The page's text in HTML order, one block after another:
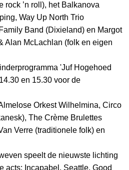
rock ’n roll), het Balkanova
Way Up North Trio
Band (Dixieland) en Margot
Alan McLachlan (folk en eigen
'Juf Hogehoed
en 15.30 voor de
Orkest Wilhelmina, Circo
The Crème Brulettes
Verre (traditionele folk) en
speelt de nieuwste lichting
acts: Incapabel, Seattle, Good